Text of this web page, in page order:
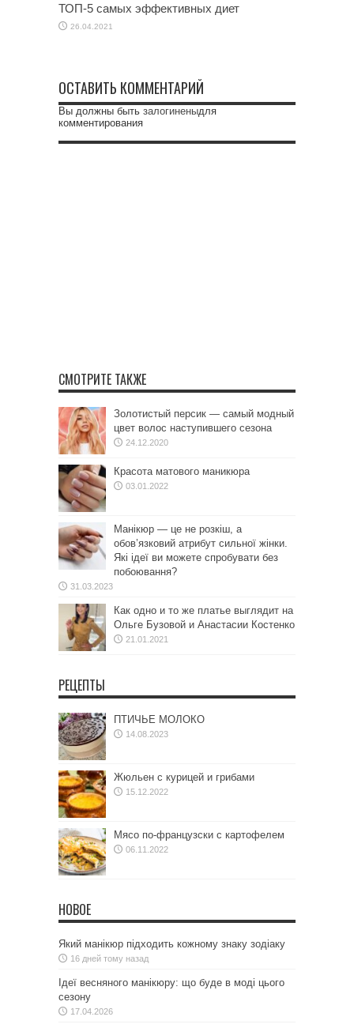
ТОП-5 самых эффективных диет
26.04.2021
ОСТАВИТЬ КОММЕНТАРИЙ
Вы должны быть залогиненыдля
комментирования
СМОТРИТЕ ТАКЖЕ
Золотистый персик — самый модный
цвет волос наступившего сезона
24.12.2020
Красота матового маникюра
03.01.2022
Манікюр — це не розкіш, а
обов’язковий атрибут сильної жінки.
Які ідеї ви можете спробувати без
побоювання?
31.03.2023
Как одно и то же платье выглядит на
Ольге Бузовой и Анастасии Костенко
21.01.2021
РЕЦЕПТЫ
ПТИЧЬЕ МОЛОКО
14.08.2023
Жюльен с курицей и грибами
15.12.2022
Мясо по-французски с картофелем
06.11.2022
НОВОЕ
Який манікюр підходить кожному знаку зодіаку
16 дней тому назад
Ідеї весняного манікюру: що буде в моді цього
сезону
17.04.2026